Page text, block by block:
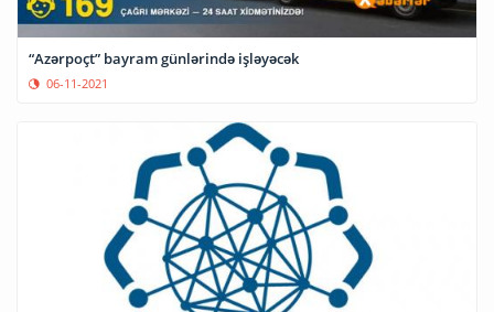
“Azərpoçt” bayram günlərində işləyəcək
06-11-2021